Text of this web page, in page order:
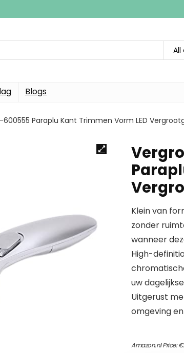
All
Blogs
Paraplu Kant Trimmen Vorm LED
Klein van
zonder
wanneer
High-
uw
Uitgerust
omgeving
Amazon.nl Price:€